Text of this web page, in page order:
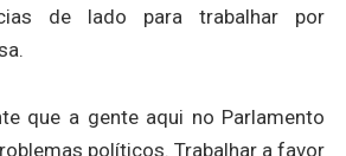
de lado para trabalhar por
que a gente aqui no Parlamento
políticos. Trabalhar a favor